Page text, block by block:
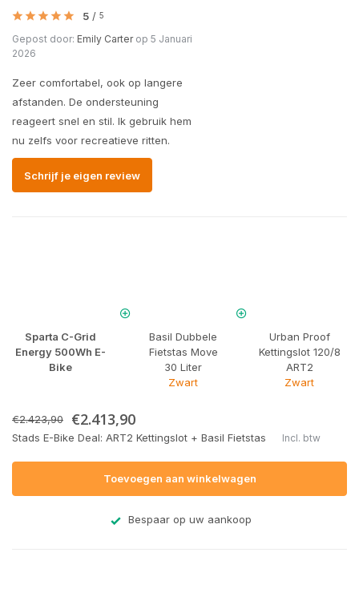
5 / 5
Gepost door: Emily Carterop 5 Januari
2026
Zeer comfortabel, ook op langere
afstanden. De ondersteuning
reageert snel en stil. Ik gebruik hem
nu zelfs voor recreatieve ritten.
Schrijf je eigen review
Sparta C-Grid
Energy 500Wh E-
Bike
Basil Dubbele
Fietstas Move
30 Liter
Zwart
Urban Proof
Kettingslot 120/8
ART2
Zwart
€2.423,90 €2.413,90
Stads E-Bike Deal: ART2 Kettingslot + Basil Fietstas Incl. btw
Toevoegen aan winkelwagen
Bespaar op uw aankoop